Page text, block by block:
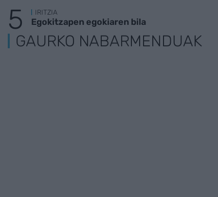
IRITZIA
Egokitzapen egokiaren bila
GAURKO NABARMENDUAK